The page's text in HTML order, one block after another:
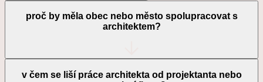
proč by měla obec nebo město spolupracovat s
architektem?
v čem se liší práce architekta od projektanta nebo